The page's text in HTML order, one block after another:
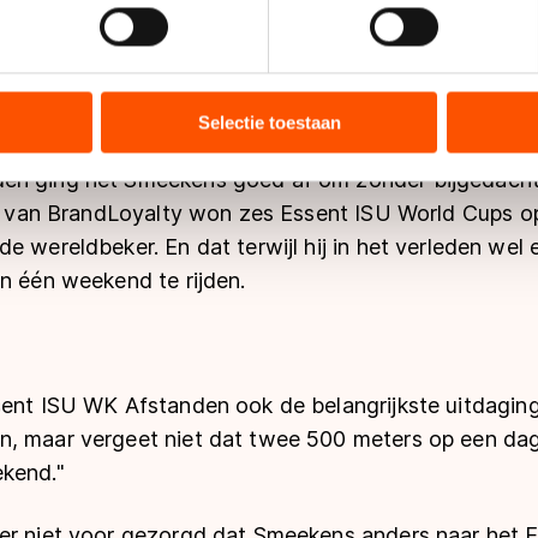
of intrekken in de Cookieverklaring.
over uw gebruik van onze site met onze partners voor
met andere gegevens die u aan hen heeft verstrekt of
kunnen gegevens doorgeven aan landen buiten de EU,
geldt volgens de GDPR. Door op ‘Toestaan’ te klikken, stemt
cookiebeleid.
Selectie toestaan
en op de bochten en wat technische punten,
ging het Smeekens goed af om zonder
BrandLoyalty won zes Essent ISU World Cups
wereldbeker. En dat terwijl hij in het verleden wel
één weekend te rijden.
ISU WK Afstanden ook de belangrijkste
maar vergeet niet dat twee 500 meters op een